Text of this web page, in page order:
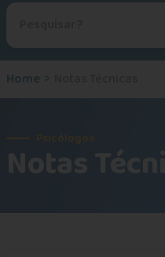
Procurar no site
Home